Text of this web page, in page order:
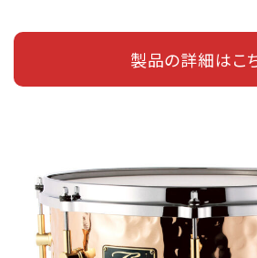
製品の詳細はこ